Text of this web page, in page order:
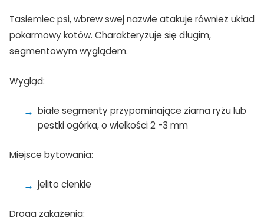
Tasiemiec psi, wbrew swej nazwie atakuje również układ
pokarmowy kotów. Charakteryzuje się długim,
segmentowym wyglądem.
Wygląd:
białe segmenty przypominające ziarna ryżu lub
pestki ogórka, o wielkości 2 -3 mm
Miejsce bytowania:
jelito cienkie
Droga zakażenia: